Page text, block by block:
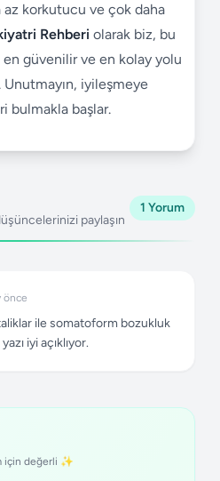
korkutucu ve çok daha
Rehberi olarak biz, bu
güvenilir ve en kolay yolu
Unutmayın, iyileşmeye
bulmakla başlar.
paylaşın
1 Yorum
önce
ile somatoform bozukluk
iyi açıklıyor.
için değerli ✨